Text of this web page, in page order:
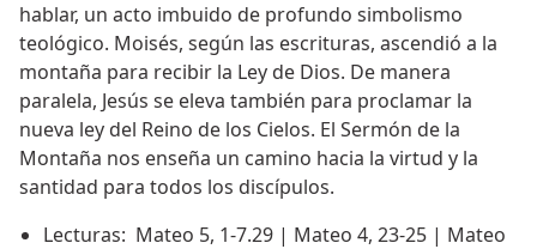
hablar, un acto imbuido de profundo simbolismo
teológico. Moisés, según las escrituras, ascendió a la
montaña para recibir la Ley de Dios. De manera
paralela, Jesús se eleva también para proclamar la
nueva ley del Reino de los Cielos. El Sermón de la
Montaña nos enseña un camino hacia la virtud y la
santidad para todos los discípulos.
Lecturas: Mateo 5, 1-7.29 | Mateo 4, 23-25 | Mateo